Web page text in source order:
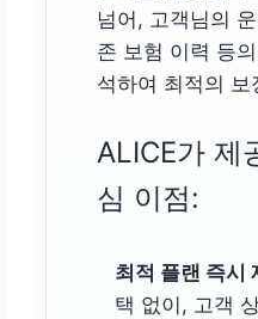
넘어, 고객님의
존 보험 이력 등
석하여 최적의
ALICE가 제
심 이점:
최적 플랜 즉시
택 없이, 고객